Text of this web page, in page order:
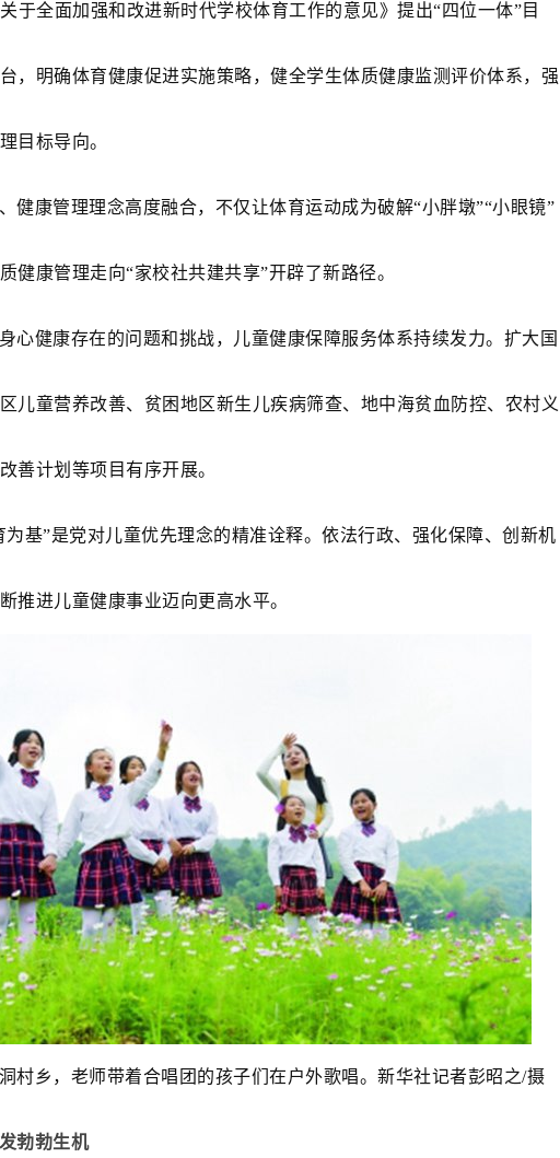
于全面加强和改进新时代学校体育工作的意见》提出“四位一体”目
，明确体育健康促进实施策略，健全学生体质健康监测评价体系，强
目标导向。
健康管理理念高度融合，不仅让体育运动成为破解“小胖墩”“小眼镜”
健康管理走向“家校社共建共享”开辟了新路径。
心健康存在的问题和挑战，儿童健康保障服务体系持续发力。扩大国
儿童营养改善、贫困地区新生儿疾病筛查、地中海贫血防控、农村义
善计划等项目有序开展。
为基”是党对儿童优先理念的精准诠释。依法行政、强化保障、创新机
推进儿童健康事业迈向更高水平。
村乡，老师带着合唱团的孩子们在户外歌唱。新华社记者彭昭之/摄
勃勃生机